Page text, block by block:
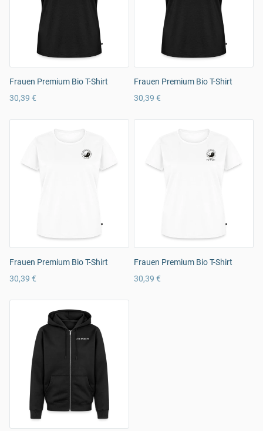
Frauen Premium Bio T-Shirt
30,39 €
Frauen Premium Bio T-Shirt
30,39 €
Frauen Premium Bio T-Shirt
30,39 €
Frauen Premium Bio T-Shirt
30,39 €